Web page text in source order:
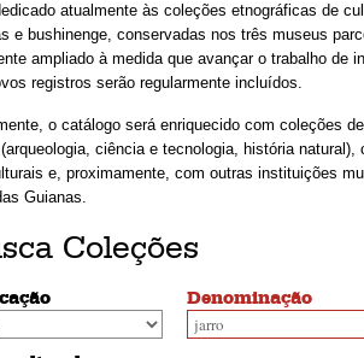
atualmente às coleções etnográficas de
e bushinenge, conservadas nos três museus
ampliado à medida que avançar o trabalho de
registros serão regularmente incluídos.
o catálogo será enriquecido com coleções
ciência e tecnologia, história natural),
e, proximamente, com outras instituições
Guianas.
Coleções
Denominação